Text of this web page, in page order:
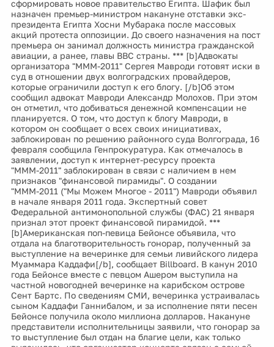
сформировать новое правительство Египта. Шафик был
назначен премьер-министром накануне отставки экс-
президента Египта Хосни Мубарака после массовых
акций протеста оппозиции. До своего назначения на пост
премьера он занимал должность министра гражданской
авиации, а ранее, главы ВВС страны. *** [b]Адвокаты
организатора "МММ-2011" Сергея Мавроди готовят иски в
суд в отношении двух волгоградских провайдеров,
которые ограничили доступ к его блогу. [/b]Об этом
сообщил адвокат Мавроди Александр Молохов. При этом
он отметил, что добиваться денежной компенсации не
планируется. О том, что доступ к блогу Мавроди, в
котором он сообщает о всех своих инициативах,
заблокирован по решению районного суда Волгограда, 16
февраля сообщила Генпрокуратура. Как отмечалось в
заявлении, доступ к интернет-ресурсу проекта
"МММ-2011" заблокирован в связи с наличием в нем
признаков "финансовой пирамиды". О создании
"МММ-2011 ("Мы Можем Многое - 2011") Мавроди объявил
в начале января 2011 года. Экспертный совет
Федеральной антимонопольной службы (ФАС) 21 января
признал этот проект финансовой пирамидой. ***
[b]Американская поп-певица Бейонсе объявила, что
отдала на благотворительность гонорар, полученный за
выступление на вечеринке для семьи ливийского лидера
Муаммара Каддафи[/b], сообщает Billboard. В канун 2010
года Бейонсе вместе с певцом Ашером выступила на
частной новогодней вечеринке на карибском острове
Сент Бартс. По сведениям СМИ, вечеринка устраивалась
сыном Каддафи Ганнибалом, и за исполнение пяти песен
Бейонсе получила около миллиона долларов. Накануне
представители исполнительницы заявили, что гонорар за
то выступление был отдан на благие цели, как только